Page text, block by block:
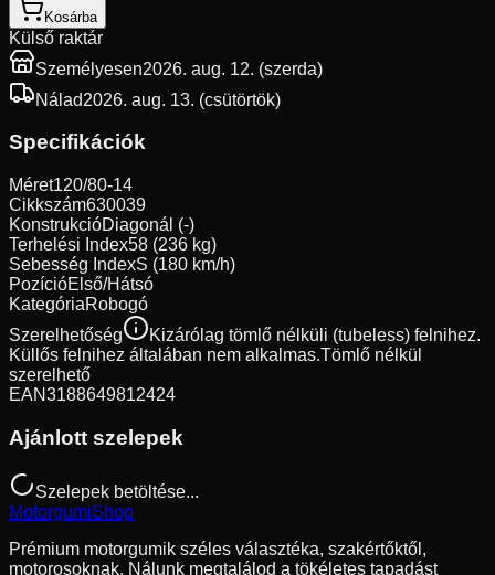
Kosárba
Külső raktár
Személyesen2026. aug. 12. (szerda)
Nálad2026. aug. 13. (csütörtök)
Specifikációk
Méret120/80-14
Cikkszám630039
KonstrukcióDiagonál (-)
Terhelési Index58 (236 kg)
Sebesség IndexS (180 km/h)
PozícióElső/Hátsó
KategóriaRobogó
Szerelhetőség
Kizárólag tömlő nélküli (tubeless) felnihez.
Küllős felnihez általában nem alkalmas.Tömlő nélkül
szerelhető
EAN3188649812424
Ajánlott szelepek
Szelepek betöltése...
MotorgumiShop
Prémium motorgumik széles választéka, szakértőktől,
motorosoknak. Nálunk megtalálod a tökéletes tapadást